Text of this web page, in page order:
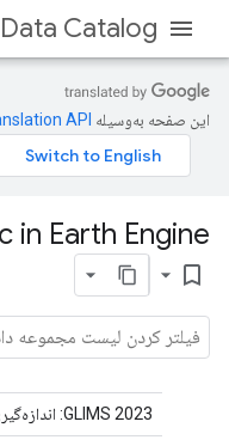
Catalog
این صفحه به‌وسیله
in Earth Engine
bookmark_border
GLIMS 2023: اندازه‌گیری یخ‌های خشکی جهان از فضا